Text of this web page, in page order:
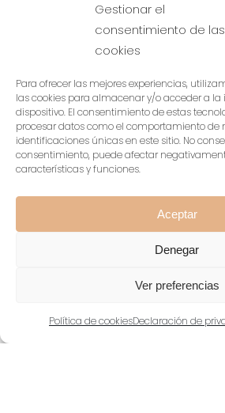
Gestionar el
consentimiento de las
cookies
Para ofrecer las mejores experiencias,
las cookies para almacenar y/o acceder a
dispositivo. El consentimiento de estas
procesar datos como el comportamiento de
identificaciones únicas en este sitio. No
consentimiento, puede afectar
características y funciones.
Aceptar
Denegar
Ver preferencias
Política de cookiesDeclaración de